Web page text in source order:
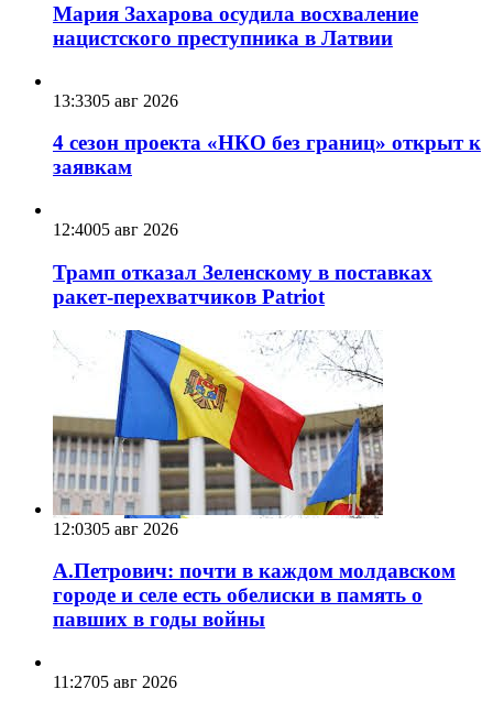
Мария Захарова осудила восхваление
нацистского преступника в Латвии
13:3305 авг 2026
4 сезон проекта «НКО без границ» открыт к
заявкам
12:4005 авг 2026
Трамп отказал Зеленскому в поставках
ракет-перехватчиков Patriot
12:0305 авг 2026
А.Петрович: почти в каждом молдавском
городе и селе есть обелиски в память о
павших в годы войны
11:2705 авг 2026